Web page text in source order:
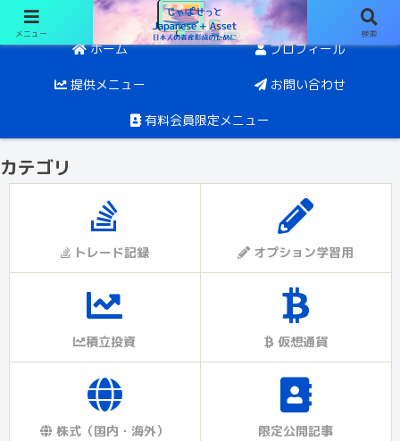
日経オプションと投資。目指すは5年後にFIRE
ホーム プロフィール
提供メニュー お問い合わせ
有料会員限定メニュー
カテゴリ
トレード記録 オプション学習用
積立投資 仮想通貨
株式（国内・海外） 限定公開記事
メニュー 検索